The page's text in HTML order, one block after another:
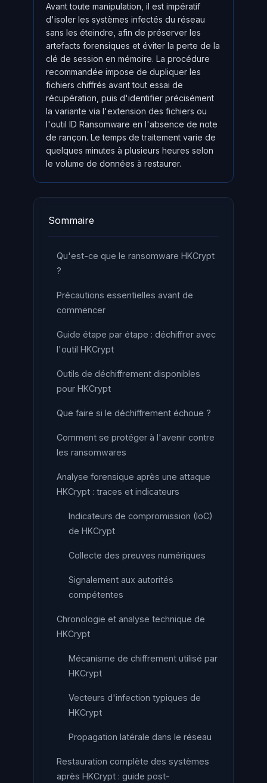
Avant toute manipulation, il est impératif
d'isoler les systèmes infectés du réseau
sans les éteindre, afin de préserver les
artefacts forensiques et éviter la perte de la
clé de session en mémoire. La procédure
recommandée impose de dupliquer les
fichiers chiffrés avant tout essai de
récupération, puis d'identifier précisément
la variante via l'extension des fichiers ou
l'outil ID Ransomware en l'absence de note
de rançon. Le temps de traitement varie de
quelques minutes à plusieurs heures selon
le volume de données à restaurer.
Sommaire
Qu'est-ce que le ransomware HKCrypt
?
Précautions essentielles avant de
commencer
Guide étape par étape : déchiffrer avec
l'outil HKCrypt
Outils de déchiffrement disponibles
pour HKCrypt
Que faire si le déchiffrement échoue ?
Comment se protéger à l'avenir contre
les ransomwares
Analyse forensique après une attaque
HKCrypt : traces et indicateurs
Indicateurs de compromission (IoC)
de HKCrypt
Collecte des preuves numériques
Signalement aux autorités
compétentes
Chronologie et analyse technique de
HKCrypt
Mécanisme de chiffrement utilisé par
HKCrypt
Vecteurs d'infection typiques de
HKCrypt
Propagation latérale dans le réseau
Restauration complète des systèmes
après HKCrypt : guide post-